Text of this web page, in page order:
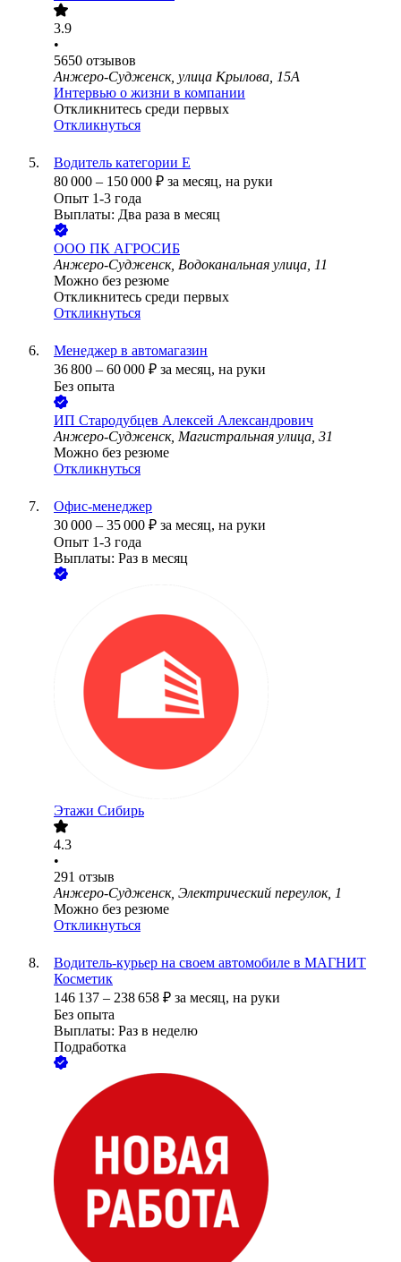
3.9
•
5650 отзывов
Анжеро-Судженск, улица Крылова, 15А
Интервью о жизни в компании
Откликнитесь среди первых
Откликнуться
Водитель категории Е
80 000 – 150 000 ₽ за месяц, на руки
Опыт 1-3 года
Выплаты: Два раза в месяц
ООО ПК АГРОСИБ
Анжеро-Судженск, Водоканальная улица, 11
Можно без резюме
Откликнитесь среди первых
Откликнуться
Менеджер в автомагазин
36 800 – 60 000 ₽ за месяц, на руки
Без опыта
ИП Стародубцев Алексей Александрович
Анжеро-Судженск, Магистральная улица, 31
Можно без резюме
Откликнуться
Офис-менеджер
30 000 – 35 000 ₽ за месяц, на руки
Опыт 1-3 года
Выплаты: Раз в месяц
Этажи Сибирь
4.3
•
291 отзыв
Анжеро-Судженск, Электрический переулок, 1
Можно без резюме
Откликнуться
Водитель-курьер на своем автомобиле в МАГНИТ
Косметик
146 137 – 238 658 ₽ за месяц, на руки
Без опыта
Выплаты: Раз в неделю
Подработка